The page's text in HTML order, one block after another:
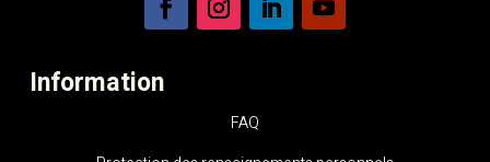
Information
FAQ